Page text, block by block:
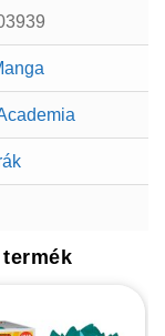
termék